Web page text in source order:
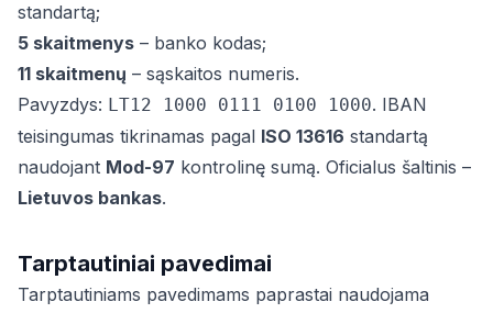
standartą;
5 skaitmenys – banko kodas;
11 skaitmenų – sąskaitos numeris.
Pavyzdys: LT12 1000 0111 0100 1000. IBAN
teisingumas tikrinamas pagal ISO 13616 standartą
naudojant Mod-97 kontrolinę sumą. Oficialus šaltinis –
Lietuvos bankas.
Tarptautiniai pavedimai
Tarptautiniams pavedimams paprastai naudojama